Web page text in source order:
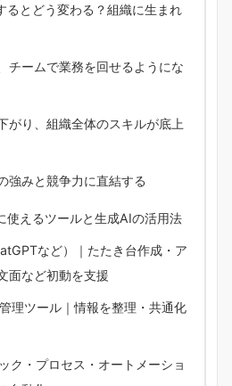
るとどう変わる？組織に生まれ
チームで業務を回せるようにな
がり、組織全体のスキルが底上
強みと競争力に直結する
使えるツールと生成AIの活用法
など）｜たたき台作成・ア
面など初動を支援
理ツール｜情報を整理・共通化
ク・プロセス・オートメーショ